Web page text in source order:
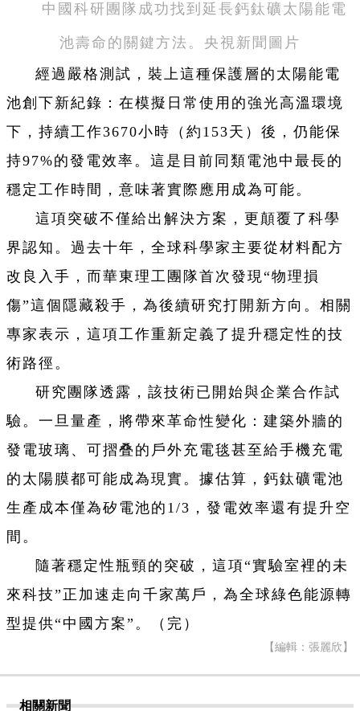
中國科研團隊成功找到延長鈣鈦礦太陽能電
池壽命的關鍵方法。央視新聞圖片
經過嚴格測試，裝上這種保護層的太陽能電
池創下新紀錄：在模擬日常使用的強光高溫環境
下，持續工作3670小時（約153天）後，仍能保
持97%的發電效率。這是目前同類電池中最長的
穩定工作時間，意味著實際應用成為可能。
這項突破不僅給出解決方案，更顛覆了科學
界認知。過去十年，全球科學家主要從材料配方
改良入手，而華東理工團隊首次發現“物理損
傷”這個隱藏殺手，為後續研究打開新方向。相關
專家表示，這項工作重新定義了提升穩定性的技
術路徑。
研究團隊透露，該技術已開始與企業合作試
驗。一旦量產，將帶來革命性變化：建築外牆的
發電玻璃、可摺叠的戶外充電毯甚至給手機充電
的太陽膜都可能成為現實。據估算，鈣鈦礦電池
生產成本僅為矽電池的1/3，發電效率還有提升空
間。
隨著穩定性瓶頸的突破，這項“實驗室裡的未
來科技”正加速走向千家萬戶，為全球綠色能源轉
型提供“中國方案”。（完）
【編輯：張麗欣】
相關新聞